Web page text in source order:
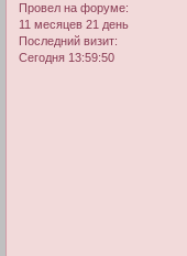
Провел на форуме:
11 месяцев 21 день
Последний визит:
Сегодня 13:59:50